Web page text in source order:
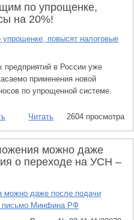
по упрощенке,
на 20%!
предприятий в России уже
применения новой
по упрощенной системе.
Читать 2604 просмотра
можно даже
о переходе на УСН –